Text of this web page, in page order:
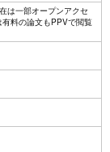
は一部オープンアクセ
料の論文もPPVで閲覧